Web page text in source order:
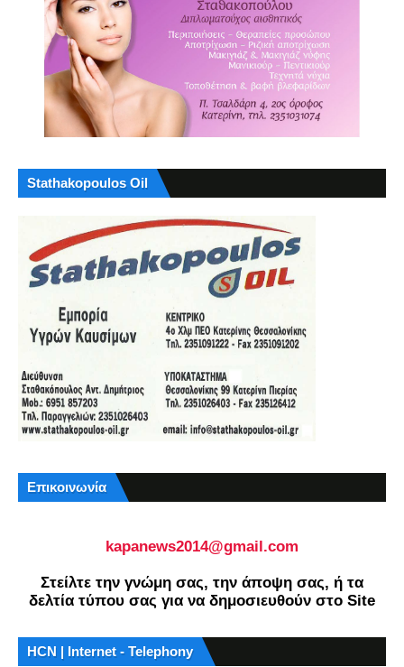
Stathakopoulos Oil
Επικοινωνία
kapanews2014@gmail.com
Στείλτε την γνώμη σας, την άποψη σας, ή τα
δελτία τύπου σας για να δημοσιευθούν στο Site
HCN | Internet - Telephony